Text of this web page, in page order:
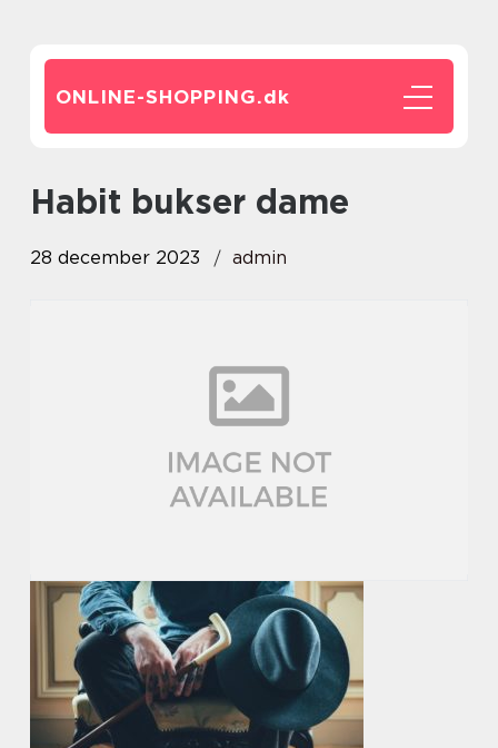
ONLINE-SHOPPING.dk
habit bukser dame
28 december 2023 admin